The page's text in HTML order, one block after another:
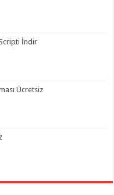
İndir
Ücretsiz